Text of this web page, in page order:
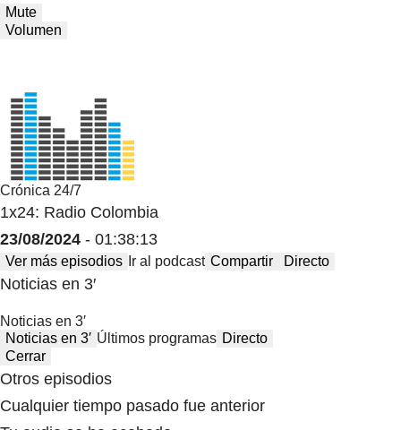
Mute
Volumen
Crónica 24/7
1x24: Radio Colombia
23/08/2024 - 01:38:13
Ver más episodios Ir al podcast Compartir Directo
Noticias en 3′
Noticias en 3′
Noticias en 3′ Últimos programas Directo
Cerrar
Otros episodios
Cualquier tiempo pasado fue anterior